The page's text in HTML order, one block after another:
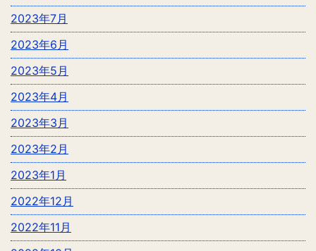
2023年7月
2023年6月
2023年5月
2023年4月
2023年3月
2023年2月
2023年1月
2022年12月
2022年11月